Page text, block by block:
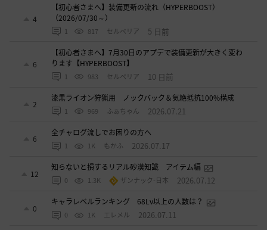
4
【初心者さまへ】装備更新の流れ（HYPERBOOST）
（2026/07/30～）
1 817 セルベリア 5 日前
6
【初心者さまへ】7月30日のアプデで装備更新が大きく変わ
ります【HYPERBOOST】
1 983 セルベリア 10 日前
2
漆黒ライオン狩猟用 ノックバック＆気絶抵抗100%構成
1 969 ふぁちゃん 2026.07.21
6
全チャログ流しでお困りの方へ
1 1K もかふ 2026.07.17
12
知らないと損するリアル砂漠知識 アイテム編
0 1.3K ザンナック-日本 2026.07.12
0
キャラレベルランキング 68Lv以上の人数は？
0 1K エレメル 2026.07.11